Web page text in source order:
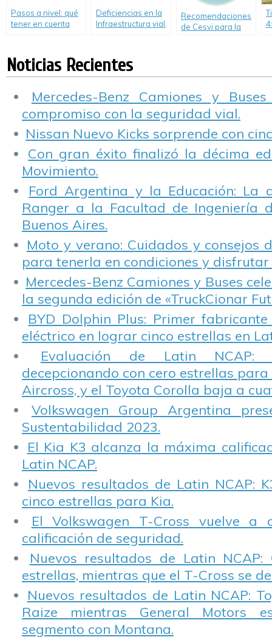
Pasos a nivel: qué
tener en cuenta
Deficiencias en la
Infraestructura vial,
Recomendaciones
de Cesvi para la
Noticias Recientes
Mercedes-Benz Camiones y
compromiso con la seguridad vial.
Nissan Nuevo Kicks sorprende con
Con gran éxito finalizó la décima
Movimiento.
Ford Argentina y la Educación: La
Ranger a la Facultad de Ingeniería
Buenos Aires.
Moto y verano: Cuidados y consejos
para tenerla en condiciones y disfrutar
Mercedes-Benz Camiones y Buses
la segunda edición de «TruckCionar
BYD Dolphin Plus: Primer
eléctrico en lograr cinco estrellas en
Evaluación de Latin NCAP:
decepcionando con cero estrellas para
Aircross, y el Toyota Corolla baja a
Volkswagen Group Argentina
Sustentabilidad 2023.
El Kia K3 alcanza la máxima
Latin NCAP.
Nuevos resultados de Latin NCAP:
cinco estrellas para Kia.
El Volkswagen T-Cross vuelve a
calificación de seguridad.
Nuevos resultados de Latin NCAP:
estrellas, mientras que el T-Cross se
Nuevos resultados de Latin NCAP:
Raize mientras General Motors
segmento con Montana.